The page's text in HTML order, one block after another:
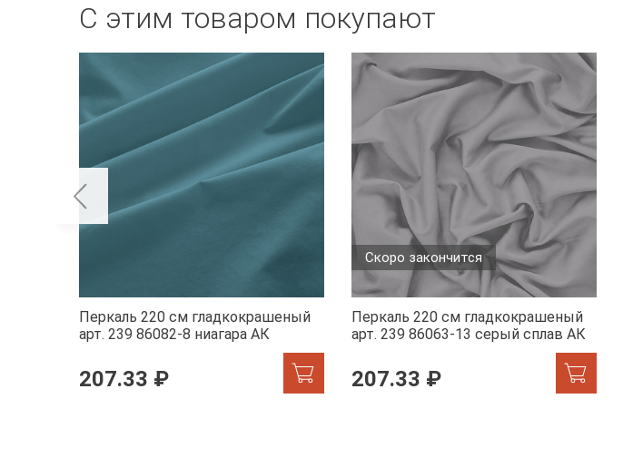
С этим товаром покупают
Перкаль 220 см гладкокрашеный
арт. 239 86082-8 ниагара АК
207.33 ₽
Скоро закончится
Перкаль 220 см гладкокрашеный
арт. 239 86063-13 серый сплав АК
207.33 ₽